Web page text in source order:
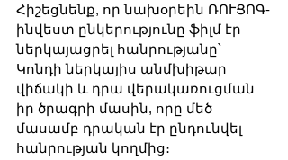
Հիշեցնենք, որ նախօրեին ՌՈՒՑՈԳ-
ինվեստ ընկերությունը ֆիլմ էր
ներկայացրել հանրությանը՝
Կոնդի ներկայիս անմխիթար
վիճակի և դրա վերակառուցման
իր ծրագրի մասին, որը մեծ
մասամբ դրական էր ընդունվել
հանրության կողմից։